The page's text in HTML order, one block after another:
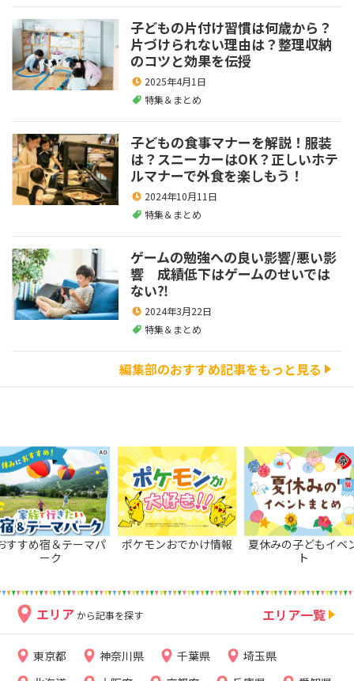
子どもの片付け習慣は何歳から？
片づけられない理由は？整理収納
のコツと効果を伝授
2025年4月1日
特集＆まとめ
子どもの食事マナーを解説！服装
は？スニーカーはOK？正しいホテ
ルマナーで外食を楽しもう！
2024年10月11日
特集＆まとめ
ゲームの勉強への良い影響/悪い影
響 成績低下はゲームのせいでは
ない⁈
2024年3月22日
特集＆まとめ
編集部のおすすめ記事をもっと見る
すすめ宿＆テーマパ
ーク
ポケモンおでかけ情報
夏休みの子どもイベ
ト
エリア から記事を探す エリア一覧
東京都 神奈川県 千葉県
埼玉県